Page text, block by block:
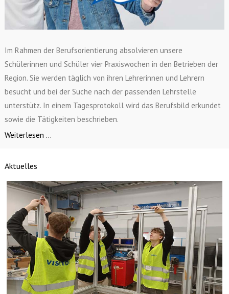
Im Rahmen der Berufsorientierung absolvieren unsere
Schülerinnen und Schüler vier Praxiswochen in den Betrieben der
Region. Sie werden täglich von ihren Lehrerinnen und Lehrern
besucht und bei der Suche nach der passenden Lehrstelle
unterstütz. In einem Tagesprotokoll wird das Berufsbild erkundet
sowie die Tätigkeiten beschrieben.
Weiterlesen ...
Aktuelles